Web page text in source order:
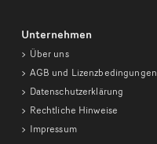
Unternehmen
Über uns
AGB und Lizenzbedingungen
Datenschutzerklärung
Rechtliche Hinweise
Impressum